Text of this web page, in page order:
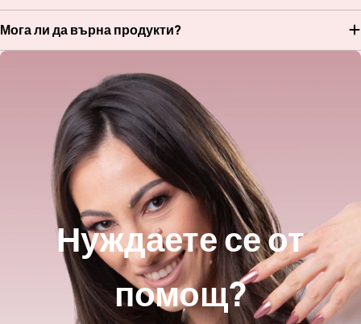
Нуждаете се от
помощ?
Мога ли да върна продукти?